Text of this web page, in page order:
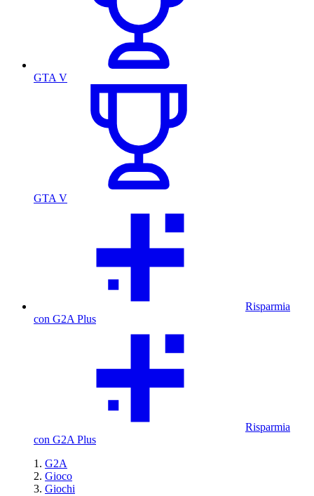
GTA V
GTA V
Risparmia
con G2A Plus
Risparmia
con G2A Plus
G2A
Gioco
Giochi